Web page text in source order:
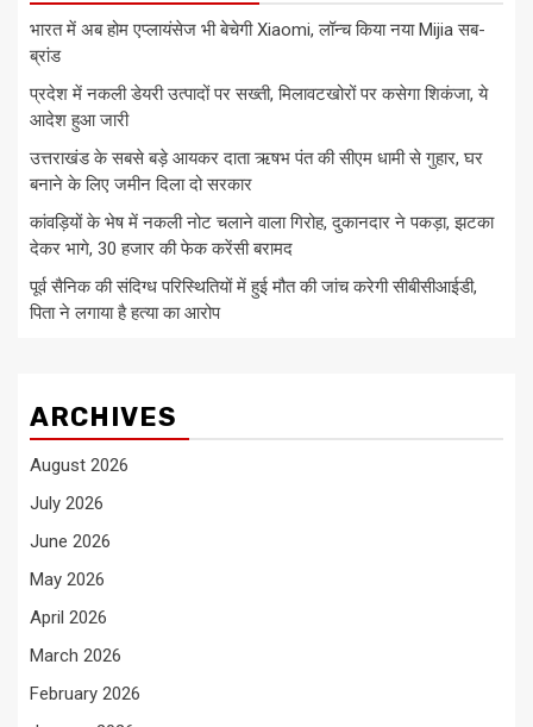
भारत में अब होम एप्लायंसेज भी बेचेगी Xiaomi, लॉन्च किया नया Mijia सब-
ब्रांड
प्रदेश में नकली डेयरी उत्पादों पर सख्ती, मिलावटखोरों पर कसेगा शिकंजा, ये
आदेश हुआ जारी
उत्तराखंड के सबसे बड़े आयकर दाता ऋषभ पंत की सीएम धामी से गुहार, घर
बनाने के लिए जमीन दिला दो सरकार
कांवड़ियों के भेष में नकली नोट चलाने वाला गिरोह, दुकानदार ने पकड़ा, झटका
देकर भागे, 30 हजार की फेक करेंसी बरामद
पूर्व सैनिक की संदिग्ध परिस्थितियों में हुई मौत की जांच करेगी सीबीसीआईडी,
पिता ने लगाया है हत्या का आरोप
ARCHIVES
August 2026
July 2026
June 2026
May 2026
April 2026
March 2026
February 2026